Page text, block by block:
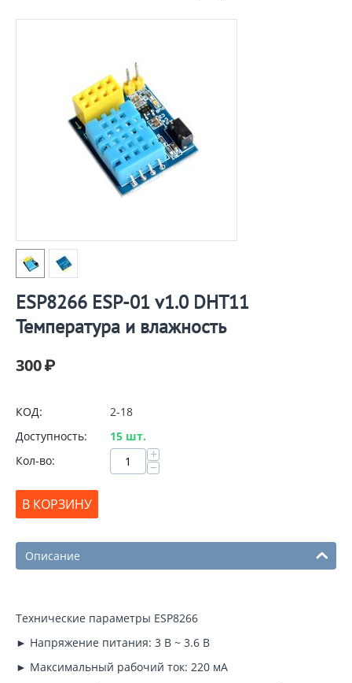
ESP8266 ESP-01 v1.0 DHT11
Температура и влажность
300₽
КОД:
2-18
Доступность:
15 шт.
Кол-во:
+
−
В КОРЗИНУ
Описание
Технические параметры ESP8266
► Напряжение питания: 3 В ~ 3.6 В
► Максимальный рабочий ток: 220 мА